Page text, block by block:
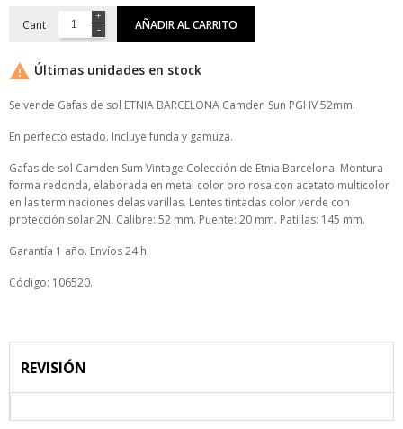
Cant AÑADIR AL CARRITO
 Últimas unidades en stock
Se vende Gafas de sol ETNIA BARCELONA Camden Sun PGHV 52mm.
En perfecto estado. Incluye funda y gamuza.
Gafas de sol Camden Sum Vintage Colección de Etnia Barcelona. Montura
forma redonda, elaborada en metal color oro rosa con acetato multicolor
en las terminaciones delas varillas. Lentes tintadas color verde con
protección solar 2N. Calibre: 52 mm. Puente: 20 mm. Patillas: 145 mm.
Garantía 1 año. Envíos 24 h.
Código: 106520.
REVISIÓN